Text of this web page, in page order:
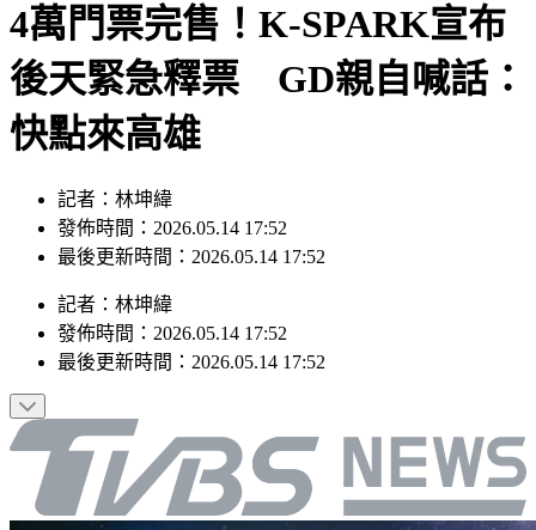
4萬門票完售！K-SPARK宣布
後天緊急釋票 GD親自喊話：
快點來高雄
記者：林坤緯
發佈時間：2026.05.14 17:52
最後更新時間：2026.05.14 17:52
記者 ： 林坤緯
發佈時間： 2026.05.14 17:52
最後更新時間： 2026.05.14 17:52